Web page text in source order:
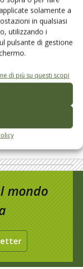
solamente a
in qualsiasi
utilizzando i
pulsante di gestione
di più su questi scopi
mondo